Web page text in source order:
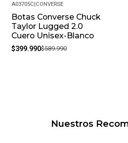
-32%
A03705C CONVERSE
Botas Converse Chuck
Taylor Lugged 2.0
Cuero Unisex-Blanco
$399.990$589.990
Nuestros